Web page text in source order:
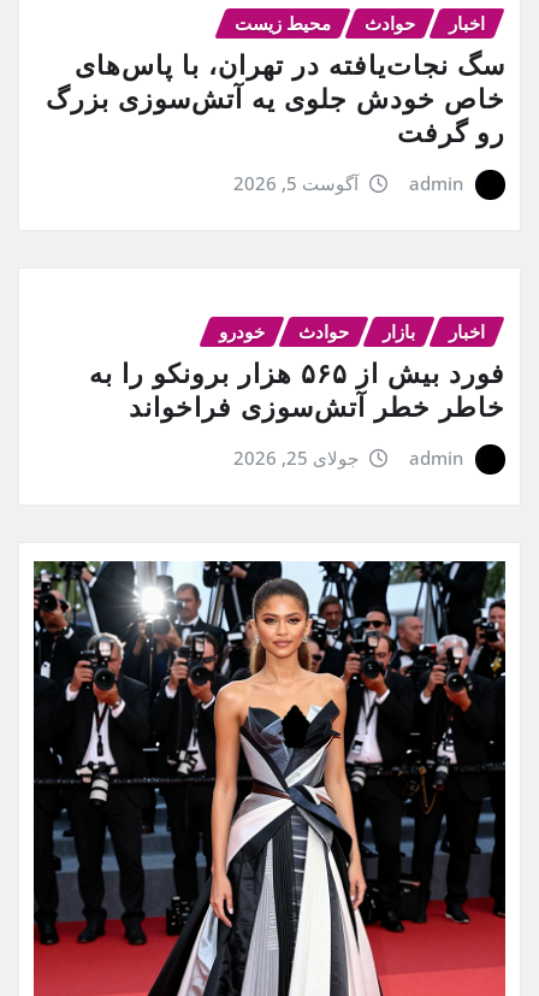
اخبار حوادث محیط زیست
سگ نجات‌یافته در تهران، با پاس‌های
خاص خودش جلوی یه آتش‌سوزی بزرگ
رو گرفت
admin آگوست 5, 2026
اخبار بازار حوادث خودرو
فورد بیش از ۵۶۵ هزار برونکو را به
خاطر خطر آتش‌سوزی فراخواند
admin جولای 25, 2026